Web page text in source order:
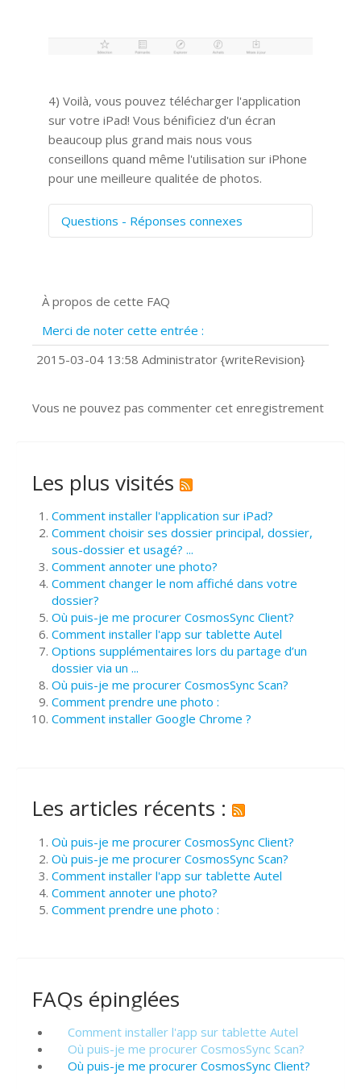
4) Voilà, vous pouvez télécharger l'application
sur votre iPad! Vous bénificiez d'un écran
beaucoup plus grand mais nous vous
conseillons quand même l'utilisation sur iPhone
pour une meilleure qualitée de photos.
Questions - Réponses connexes
Prise de vue 360°
?
Comment installer Google Chrome ?
À propos de cette FAQ
Merci de noter cette entrée :
2015-03-04 13:58 Administrator {writeRevision}
Vous ne pouvez pas commenter cet enregistrement
Les plus visités
Comment installer l'application sur iPad?
Comment choisir ses dossier principal, dossier,
sous-dossier et usagé? ...
Comment annoter une photo?
Comment changer le nom affiché dans votre
dossier?
Où puis-je me procurer CosmosSync Client?
Comment installer l'app sur tablette Autel
Options supplémentaires lors du partage d’un
dossier via un ...
Où puis-je me procurer CosmosSync Scan?
Comment prendre une photo :
Comment installer Google Chrome ?
Les articles récents :
Où puis-je me procurer CosmosSync Client?
Où puis-je me procurer CosmosSync Scan?
Comment installer l'app sur tablette Autel
Comment annoter une photo?
Comment prendre une photo :
FAQs épinglées
Comment installer l'app sur tablette Autel
Où puis-je me procurer CosmosSync Scan?
Où puis-je me procurer CosmosSync Client?